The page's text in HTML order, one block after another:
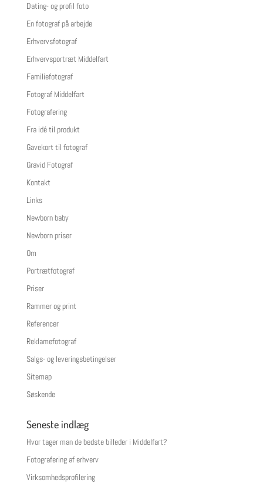
Dating- og profil foto
En fotograf på arbejde
Erhvervsfotograf
Erhvervsportræt Middelfart
Familiefotograf
Fotograf Middelfart
Fotografering
Fra idé til produkt
Gavekort til fotograf
Gravid Fotograf
Kontakt
Links
Newborn baby
Newborn priser
Om
Portrætfotograf
Priser
Rammer og print
Referencer
Reklamefotograf
Salgs- og leveringsbetingelser
Sitemap
Søskende
Seneste indlæg
Hvor tager man de bedste billeder i Middelfart?
Fotografering af erhverv
Virksomhedsprofilering